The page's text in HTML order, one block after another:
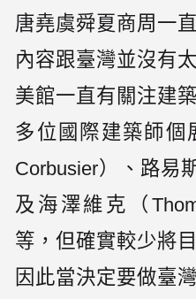
唐堯虞舜夏商周一
內容跟臺灣並沒有
美館一直有關注建
多位國際建築師個
Corbusier）、路易
及海澤維克（
等，但確實較少將
因此當決定要做臺